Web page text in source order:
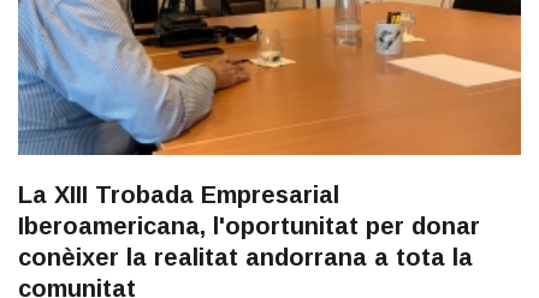
La XIII Trobada Empresarial
Iberoamericana, l'oportunitat per donar
conèixer la realitat andorrana a tota la
comunitat